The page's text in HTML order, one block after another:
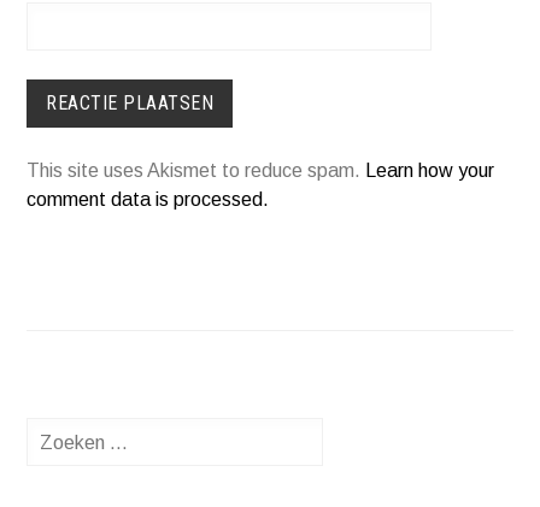
This site uses Akismet to reduce spam. Learn how your
comment data is processed.
Zoeken